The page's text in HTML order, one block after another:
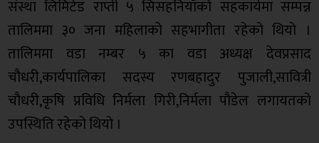
संस्था लिमिटेड राप्ती ५ सिसहनियाँको सहकार्यमा सम्पन्न
तालिममा ३० जना महिलाको सहभागीता रहेको थियो ।
तालिममा वडा नम्बर ५ का वडा अध्यक्ष देवप्रसाद
चौधरी,कार्यपालिका सदस्य रणबहादुर पुजाली,सावित्री
चौधरी,कृषि प्रविधि निर्मला गिरी,निर्मला पौडेल लगायतको
उपस्थिति रहेको थियो ।